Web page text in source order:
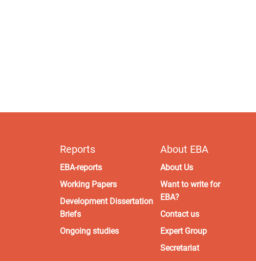
Reports
EBA-reports
Working Papers
Development Dissertation
Briefs
Ongoing studies
About EBA
About Us
Want to write for
EBA?
Contact us
Expert Group
Secretariat